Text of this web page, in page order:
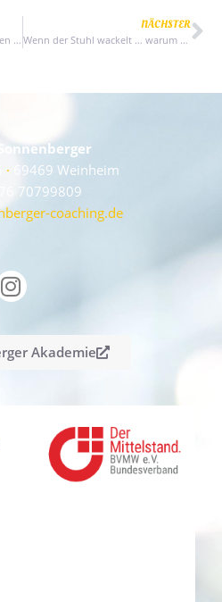
Warum Frauen sich (nicht?) trauen – Chancen und Herausforderungen auf dem Arbeitsmarkt
NÄCHSTER
Wenn der Stuhl wackelt … warum Selbstführung so wichtig ist!
· 69469 Weinheim
70799809
coaching.de
Akademie